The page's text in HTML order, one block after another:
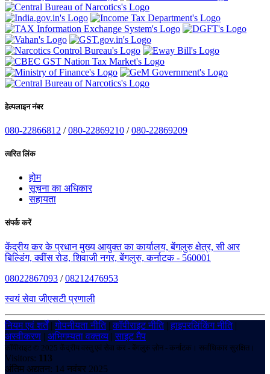
हेल्पलाइन नंबर
080-22866812 /080-22869210 /080-22869209
त्वरित लिंक
होम
सूचना का अधिकार
सहायता
संपर्क करें
केंद्रीय कर के प्रधान मुख्य आयुक्त का कार्यालय, बेंगलुरु क्षेत्र, सी आर
बिल्डिंग, क्वींस रोड, शिवाजी नगर, बेंगलुरु, कर्नाटक - 560001
08022867093 /08212476953
स्वयं सेवा जीएसटी प्रणाली
नियम एवं शर्तें|गोपनीयता नीति|कॉपीराइट नीति|हाइपरलिंकिंग नीति|
अस्वीकरण | अभिगम्यता वक्तव्य |साइट मैप
कॉपीराइट © 2025 केंद्रीय वस्तु एवं सेवा कर - बेंगलुरु ज़ोन - कर्नाटक। सर्वाधिकार सुरक्षित।
Visitors: 113
अंतिम अद्यतन: 14 नवंबर 2025